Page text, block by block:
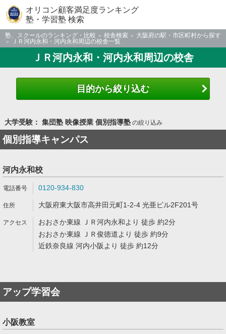
オリコン顧客満足度ランキング
塾・学習塾 検索
塾、スクールのランキング・比較 校舎検索
大阪府の駅・市区町村から探す
ＪＲ河内永和・河内永和周辺の校舎一覧
ＪＲ河内永和・河内永和周辺の校舎
目的から絞り込む
大学受験： 集団塾 映像授業 個別指導塾の絞り込み
個別指導キャンパス
河内永和校
0120-934-830
大阪府東大阪市高井田元町1-2-4 光亜ビル2F201号
おおさか東線 ＪＲ河内永和より 徒歩 約2分
おおさか東線 ＪＲ俊徳道より 徒歩 約9分
近鉄奈良線 河内小阪より 徒歩 約12分
アップ学習会
小阪教室